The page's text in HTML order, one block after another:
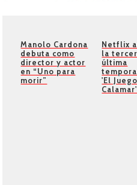
Manolo Cardona
debuta como
director y actor
en “Uno para
morir”
Netflix
la
última
'El
Calamar'